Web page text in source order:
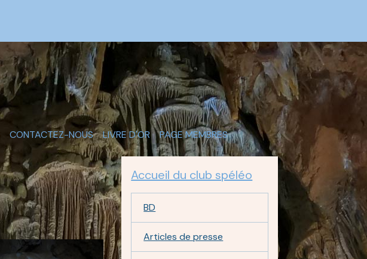
CONTACTEZ-NOUS LIVRE D'OR PAGE MEMBRES
Accueil du club spéléo
BD
Articles de presse